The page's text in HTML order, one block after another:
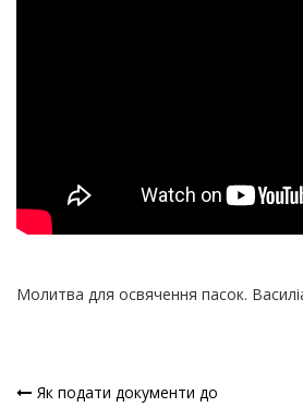
Молитва для освячення пасок.
Як подати документи до